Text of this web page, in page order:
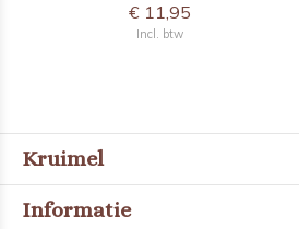
€ 11,95
Incl. btw
Kruimel
Informatie